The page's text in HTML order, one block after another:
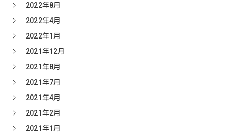
2022年8月
2022年4月
2022年1月
2021年12月
2021年8月
2021年7月
2021年4月
2021年2月
2021年1月